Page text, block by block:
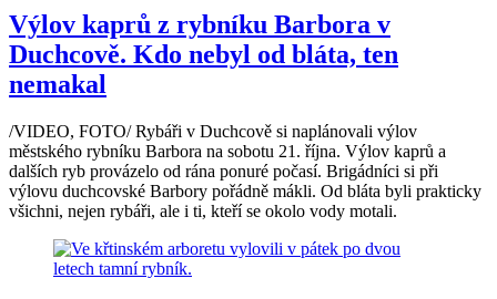
Výlov kaprů z rybníku Barbora v
Duchcově. Kdo nebyl od bláta, ten
nemakal
/VIDEO, FOTO/ Rybáři v Duchcově si naplánovali výlov
městského rybníku Barbora na sobotu 21. října. Výlov kaprů a
dalších ryb provázelo od rána ponuré počasí. Brigádníci si při
výlovu duchcovské Barbory pořádně mákli. Od bláta byli prakticky
všichni, nejen rybáři, ale i ti, kteří se okolo vody motali.